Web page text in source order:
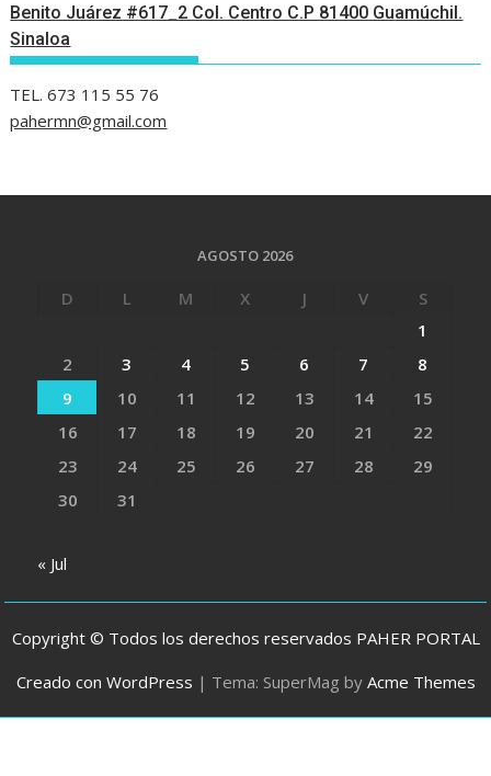
Benito Juárez #617_2 Col. Centro C.P 81400 Guamúchil.
Sinaloa
TEL. 673 115 55 76
pahermn@gmail.com
AGOSTO 2026
D L M X J V
S
1
2
3 4 5 6 7
8
9
10 11 12 13 14
15
16
17 18 19 20 21
22
23
24 25 26 27 28
29
30
31
« Jul
Copyright © Todos los derechos reservados PAHER PORTAL
Creado con WordPress | Tema: SuperMag by Acme Themes